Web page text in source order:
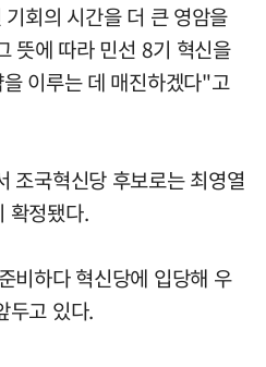
회의 시간을 더 큰 영암을
뜻에 따라 민선 8기 혁신을
이루는 데 매진하겠다"고
조국혁신당 후보로는 최영열
확정됐다.
비하다 혁신당에 입당해 우
두고 있다.